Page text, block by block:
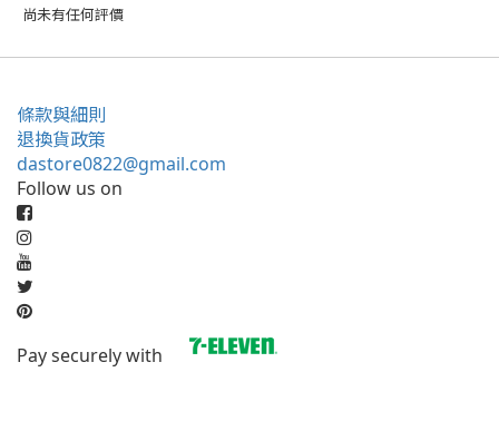
尚未有任何評價
條款與細則
退換貨政策
dastore0822@gmail.com
Follow us on
Pay securely with